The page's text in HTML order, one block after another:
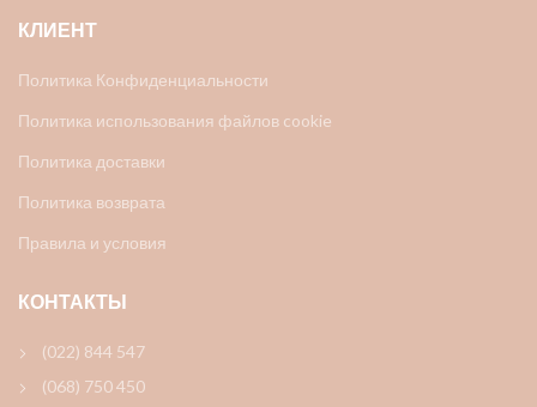
КЛИЕНТ
Политика Конфиденциальности
Политика использования файлов cookie
Политика доставки
Политика возврата
Правила и условия
КОНТАКТЫ
(022) 844 547
(068) 750 450